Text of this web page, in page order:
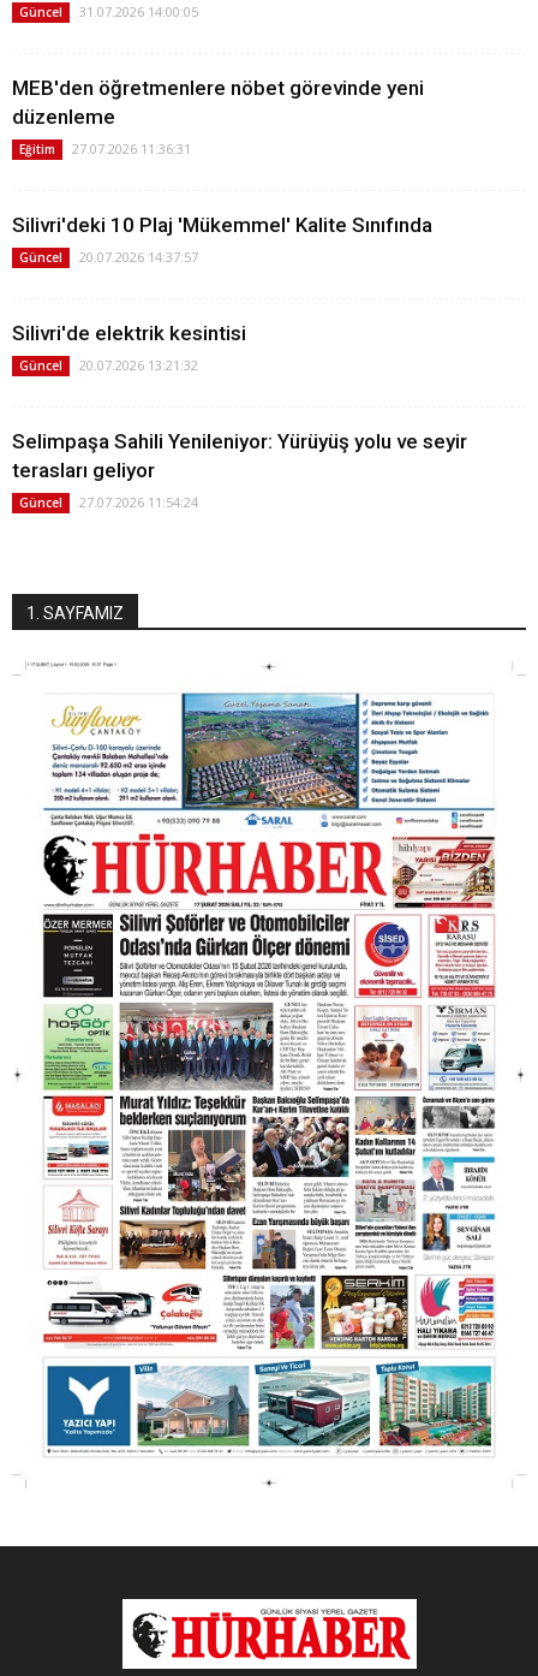
Güncel 31.07.2026 14:00:05
MEB'den öğretmenlere nöbet görevinde yeni
düzenleme
Eğitim 27.07.2026 11:36:31
Silivri'deki 10 Plaj 'Mükemmel' Kalite Sınıfında
Güncel 20.07.2026 14:37:57
Silivri'de elektrik kesintisi
Güncel 20.07.2026 13:21:32
Selimpaşa Sahili Yenileniyor: Yürüyüş yolu ve seyir
terasları geliyor
Güncel 27.07.2026 11:54:24
1. SAYFAMIZ